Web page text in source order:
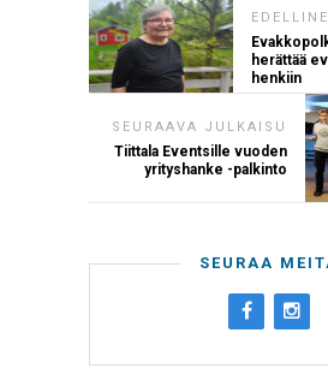
herättää
henkiin
SEURAAVA JULKAISU
Tiittala Eventsille vuoden
yrityshanke -palkinto
SEURAA